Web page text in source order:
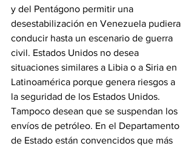
y del Pentágono permitir una
desestabilización en Venezuela pudiera
conducir hasta un escenario de guerra
civil. Estados Unidos no desea
situaciones similares a Libia o a Siria en
Latinoamérica porque genera riesgos a
la seguridad de los Estados Unidos.
Tampoco desean que se suspendan los
envíos de petróleo. En el Departamento
de Estado están convencidos que más